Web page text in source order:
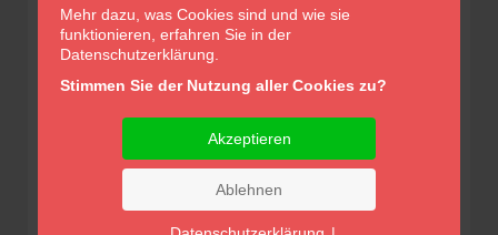
Mehr dazu, was Cookies sind und wie sie
funktionieren, erfahren Sie in der
Datenschutzerklärung.
Stimmen Sie der Nutzung aller Cookies zu?
Akzeptieren
Ablehnen